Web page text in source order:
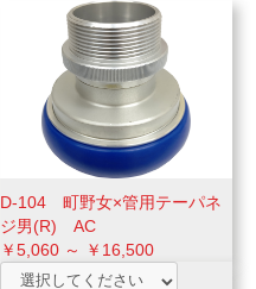
D-104 町野女×管用テーパネ
ジ男(R) AC
￥5,060 ～ ￥16,500